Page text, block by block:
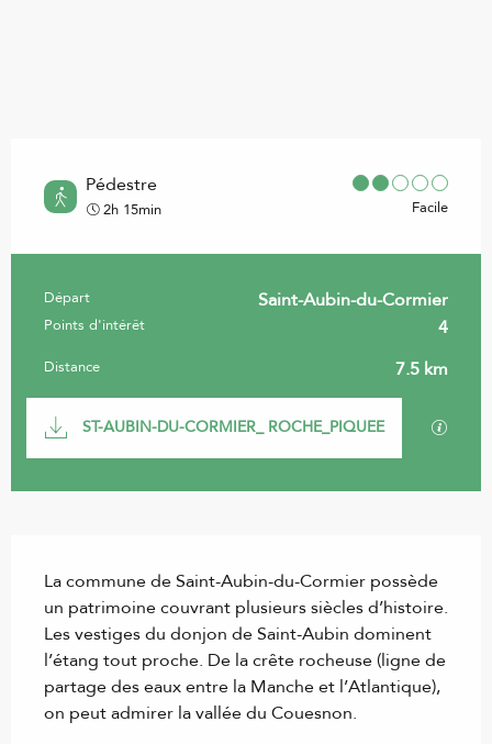
Pédestre
2h 15min Facile
Informations pratiques
Départ Saint-Aubin-du-Cormier
Points d'intérêt 4
Distance 7.5 km
Documentation
ST-AUBIN-DU-CORMIER_ ROCHE_PIQUEE
La commune de Saint-Aubin-du-Cormier possède
un patrimoine couvrant plusieurs siècles d’histoire.
Les vestiges du donjon de Saint-Aubin dominent
l’étang tout proche. De la crête rocheuse (ligne de
partage des eaux entre la Manche et l’Atlantique),
on peut admirer la vallée du Couesnon.